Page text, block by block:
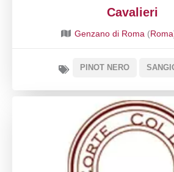
Cavalieri
Genzano di Roma(Roma
PINOT NERO